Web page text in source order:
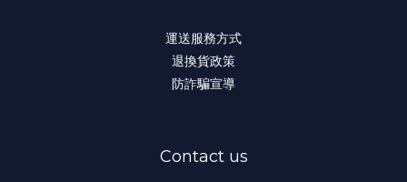
運送服務方式
退換貨政策
防詐騙宣導
Contact us